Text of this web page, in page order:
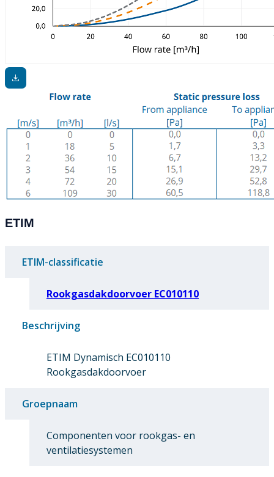
ETIM
ETIM-classificatie
Rookgasdakdoorvoer EC010110
Beschrijving
ETIM Dynamisch EC010110
Rookgasdakdoorvoer
Groepnaam
Componenten voor rookgas- en
ventilatiesystemen